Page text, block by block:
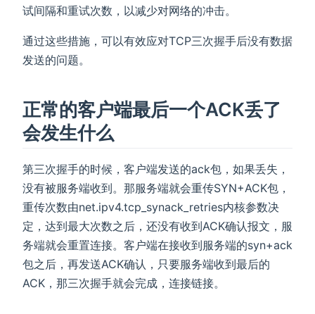
试间隔和重试次数，以减少对网络的冲击。
通过这些措施，可以有效应对TCP三次握手后没有数据
发送的问题。
正常的客户端最后一个ACK丢了
会发生什么
第三次握手的时候，客户端发送的ack包，如果丢失，
没有被服务端收到。那服务端就会重传SYN+ACK包，
重传次数由net.ipv4.tcp_synack_retries内核参数决
定，达到最大次数之后，还没有收到ACK确认报文，服
务端就会重置连接。客户端在接收到服务端的syn+ack
包之后，再发送ACK确认，只要服务端收到最后的
ACK，那三次握手就会完成，连接链接。